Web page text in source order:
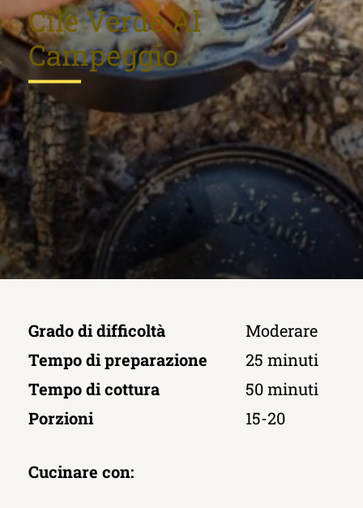
Cile Verde Al
Campeggio
Grado di difficoltà
Moderare
Tempo di preparazione
25 minuti
Tempo di cottura
50 minuti
Porzioni
15-20
Cucinare con: